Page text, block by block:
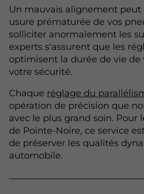
Un mauvais alignement peut
usure prématurée de vos
solliciter anormalement les
experts s'assurent que les
optimisent la durée de vie de
votre sécurité.
Chaque réglage du
opération de précision que
avec le plus grand soin. Pour
de Pointe-Noire, ce service
de préserver les qualités
automobile.